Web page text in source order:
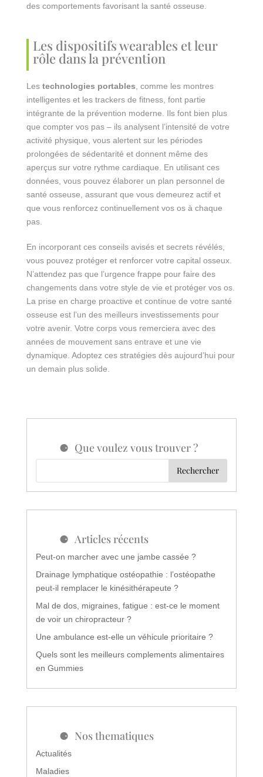
des comportements favorisant la santé osseuse.
Les dispositifs wearables et leur
rôle dans la prévention
Les technologies portables , comme les montres
intelligentes et les trackers de fitness, font partie
intégrante de la prévention moderne. Ils font bien plus
que compter vos pas – ils analysent l’intensité de votre
activité physique, vous alertent sur les périodes
prolongées de sédentarité et donnent même des
aperçus sur votre rythme cardiaque. En utilisant ces
données, vous pouvez élaborer un plan personnel de
santé osseuse, assurant que vous demeurez actif et
que vous renforcez continuellement vos os à chaque
pas.
En incorporant ces conseils avisés et secrets révélés,
vous pouvez protéger et renforcer votre capital osseux.
N’attendez pas que l’urgence frappe pour faire des
changements dans votre style de vie et protéger vos os.
La prise en charge proactive et continue de votre santé
osseuse est l’un des meilleurs investissements pour
votre avenir. Votre corps vous remerciera avec des
années de mouvement sans entrave et une vie
dynamique. Adoptez ces stratégies dès aujourd’hui pour
un demain plus solide.
Que voulez vous trouver ?
Articles récents
Peut-on marcher avec une jambe cassée ?
Drainage lymphatique ostéopathie : l’ostéopathe
peut-il remplacer le kinésithérapeute ?
Mal de dos, migraines, fatigue : est-ce le moment
de voir un chiropracteur ?
Une ambulance est-elle un véhicule prioritaire ?
Quels sont les meilleurs complements alimentaires
en Gummies
Nos thematiques
Actualités
Maladies